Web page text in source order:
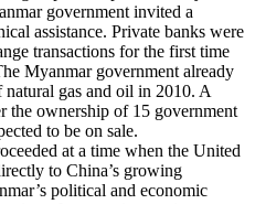
government invited a
assistance. Private banks were
transactions for the first time
Myanmar government already
gas and oil in 2010. A
the ownership of 15 government
to be on sale.
at a time when the United
to China’s growing
political and economic